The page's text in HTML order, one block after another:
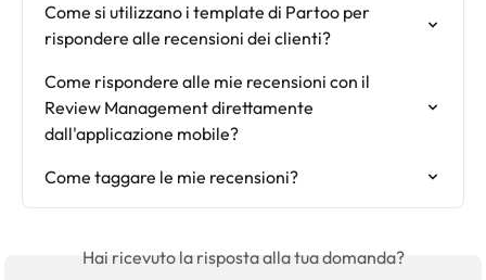
Come si utilizzano i template di Partoo per
rispondere alle recensioni dei clienti?
Come rispondere alle mie recensioni con il
Review Management direttamente
dall'applicazione mobile?
Come taggare le mie recensioni?
Hai ricevuto la risposta alla tua domanda?